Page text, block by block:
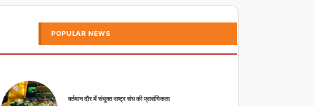
POPULAR NEWS
वर्तमान दौर में संयुक्त राष्ट्र संघ की प्रासंगिकता